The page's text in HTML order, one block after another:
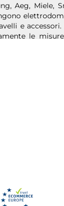
Aeg, Miele,
e
le